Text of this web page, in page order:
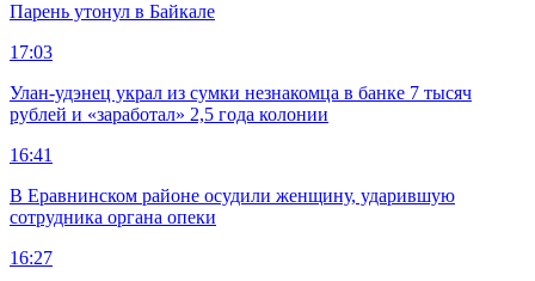
Парень утонул в Байкале
17:03
Улан-удэнец украл из сумки незнакомца в банке 7 тысяч
рублей и «заработал» 2,5 года колонии
16:41
В Еравнинском районе осудили женщину, ударившую
сотрудника органа опеки
16:27